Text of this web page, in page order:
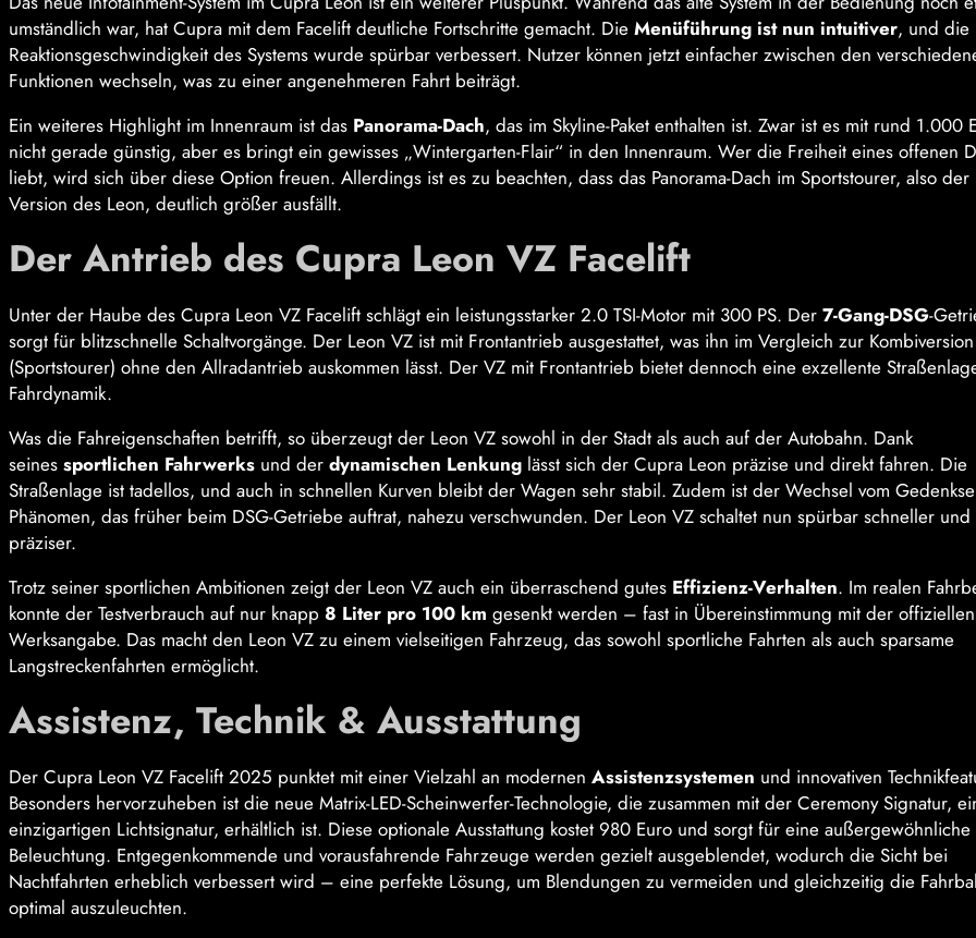
umständlich war, hat Cupra mit dem Facelift deutliche Fortschritte gemacht. Die Menüführung ist nun intuitiver, und die
Reaktionsgeschwindigkeit des Systems wurde spürbar verbessert. Nutzer können jetzt einfacher zwischen den
Funktionen wechseln, was zu einer angenehmeren Fahrt beiträgt.
Ein weiteres Highlight im Innenraum ist das Panorama-Dach, das im Skyline-Paket enthalten ist. Zwar ist es mit rund 1.000
nicht gerade günstig, aber es bringt ein gewisses „Wintergarten-Flair“ in den Innenraum. Wer die Freiheit eines offenen
liebt, wird sich über diese Option freuen. Allerdings ist es zu beachten, dass das Panorama-Dach im Sportstourer, also der
Version des Leon, deutlich größer ausfällt.
Der Antrieb des Cupra Leon VZ Facelift
Unter der Haube des Cupra Leon VZ Facelift schlägt ein leistungsstarker 2.0 TSI-Motor mit 300 PS. Der 7-Gang-DSG-
sorgt für blitzschnelle Schaltvorgänge. Der Leon VZ ist mit Frontantrieb ausgestattet, was ihn im Vergleich zur Kombiversion
(Sportstourer) ohne den Allradantrieb auskommen lässt. Der VZ mit Frontantrieb bietet dennoch eine exzellente
Fahrdynamik.
Was die Fahreigenschaften betrifft, so überzeugt der Leon VZ sowohl in der Stadt als auch auf der Autobahn. Dank
seines sportlichen Fahrwerks und der dynamischen Lenkung lässt sich der Cupra Leon präzise und direkt fahren. Die
Straßenlage ist tadellos, und auch in schnellen Kurven bleibt der Wagen sehr stabil. Zudem ist der Wechsel vom
Phänomen, das früher beim DSG-Getriebe auftrat, nahezu verschwunden. Der Leon VZ schaltet nun spürbar schneller und
präziser.
Trotz seiner sportlichen Ambitionen zeigt der Leon VZ auch ein überraschend gutes Effizienz-Verhalten. Im realen
konnte der Testverbrauch auf nur knapp 8 Liter pro 100 km gesenkt werden – fast in Übereinstimmung mit der offiziellen
Werksangabe. Das macht den Leon VZ zu einem vielseitigen Fahrzeug, das sowohl sportliche Fahrten als auch sparsame
Langstreckenfahrten ermöglicht.
Assistenz, Technik & Ausstattung
Der Cupra Leon VZ Facelift 2025 punktet mit einer Vielzahl an modernen Assistenzsystemen und innovativen
Besonders hervorzuheben ist die neue Matrix-LED-Scheinwerfer-Technologie, die zusammen mit der Ceremony Signatur,
einzigartigen Lichtsignatur, erhältlich ist. Diese optionale Ausstattung kostet 980 Euro und sorgt für eine außergewöhnliche
Beleuchtung. Entgegenkommende und vorausfahrende Fahrzeuge werden gezielt ausgeblendet, wodurch die Sicht bei
Nachtfahrten erheblich verbessert wird – eine perfekte Lösung, um Blendungen zu vermeiden und gleichzeitig die
optimal auszuleuchten.